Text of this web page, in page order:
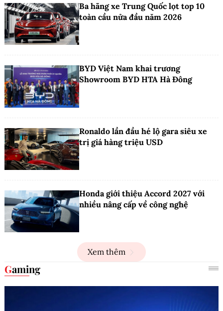
Ba hãng xe Trung Quốc lọt top 10
toàn cầu nửa đầu năm 2026
BYD Việt Nam khai trương
Showroom BYD HTA Hà Đông
Ronaldo lần đầu hé lộ gara siêu xe
trị giá hàng triệu USD
Honda giới thiệu Accord 2027 với
nhiều nâng cấp về công nghệ
Xem thêm
Gaming